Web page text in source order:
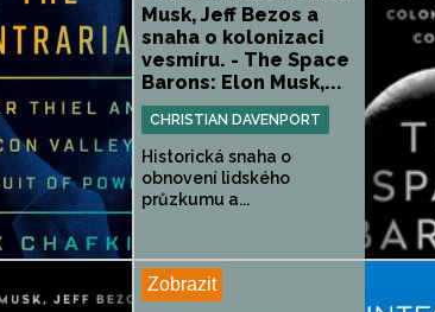
Musk, Jeff Bezos a
snaha o kolonizaci
vesmíru. - The Space
Barons: Elon Musk,...
CHRISTIAN DAVENPORT
Historická snaha o
obnovení lidského
průzkumu a...
Zobrazit